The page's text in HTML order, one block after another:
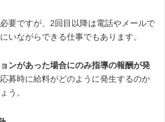
要ですが、2回目以降は電話やメールで
いながらできる仕事でもあります。
ンがあった場合にのみ指導の報酬が発
募時に給料がどのように発生するのか
う。